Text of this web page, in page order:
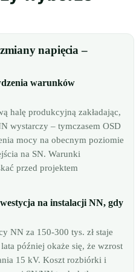
napięcia –
warunków
halę produkcyjną zakładając,
wystarczy – tymczasem OSD
mocy na obecnym poziomie
na SN. Warunki
przed projektem
na instalacji NN, gdy
NN za 150-300 tys. zł staje
później okaże się, że wzrost
15 kV. Koszt rozbiórki i